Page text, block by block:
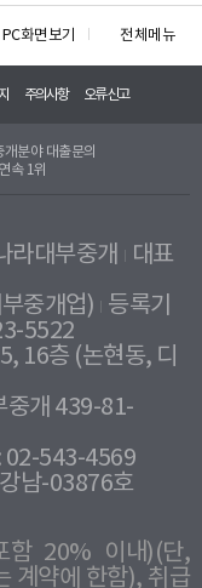
PC화면보기 전체메뉴
주의사항 오류신고
개분야 대출문의
속 1위
라대부중개
대표
중개업) 등록기
5522
16층 (논현동, 디
중개 439-81-
02-543-4569
남-03876호
함 20% 이내)(단,
계약에 한함), 취급